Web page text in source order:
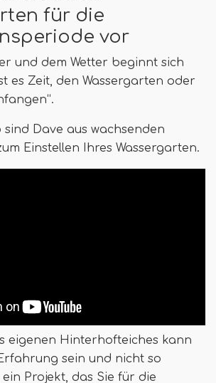
für die
vor
und dem Wetter beginnt sich
es Zeit, den Wassergarten oder
sind Dave aus wachsenden
Einstellen Ihres Wassergarten.
eigenen Hinterhofteiches kann
sein und nicht so
ein Projekt, das Sie für die